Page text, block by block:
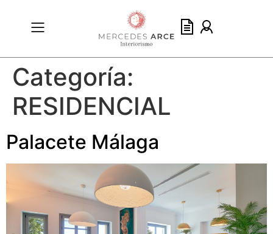
Categoría:
RESIDENCIAL
Palacete Málaga